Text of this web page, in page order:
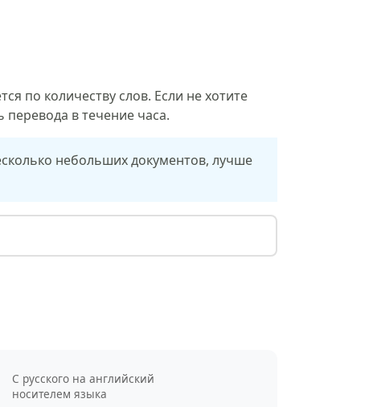
по количеству слов. Если не хотите
в течение часа.
небольших документов, лучше
С русского на английский
носителем языка